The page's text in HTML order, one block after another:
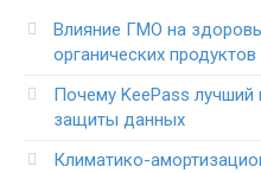
Влияние ГМО на
органических продуктов
Почему KeePass
защиты данных
Климатико-